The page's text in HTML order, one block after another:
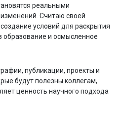
реальными
Считаю своей
условий для раскрытия
и осмысленное
, публикации, проекты и
будут полезны коллегам,
ценность научного подхода